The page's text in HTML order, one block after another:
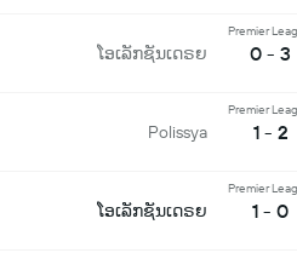
ໂອເລັກຊັນເດຣຍ
Premier
0 - 3
Polissya
Premier
1 - 2
ໂອເລັກຊັນເດຣຍ
Premier
1 - 0